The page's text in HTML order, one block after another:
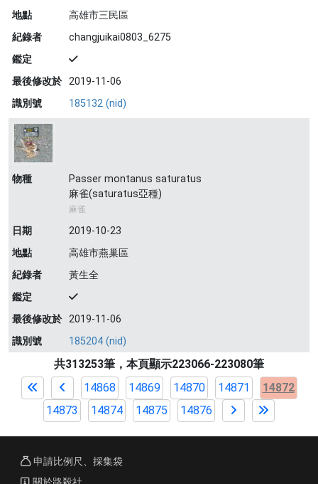
地點
高雄市三民區
紀錄者
changjuikai0803_6275
鑑定
最後修改於 2019-11-06
識別號
185132 (nid)
物種
Passer montanus saturatus
麻雀(saturatus亞種)
麻雀
日期
2019-10-23
地點
高雄市燕巢區
紀錄者
黃生全
鑑定
最後修改於 2019-11-06
識別號
185204 (nid)
共313253筆，本頁顯示223066-223080筆
14868
14869 14870 14871
14872
14873
14874 14875 14876
申請比例尺、採集袋